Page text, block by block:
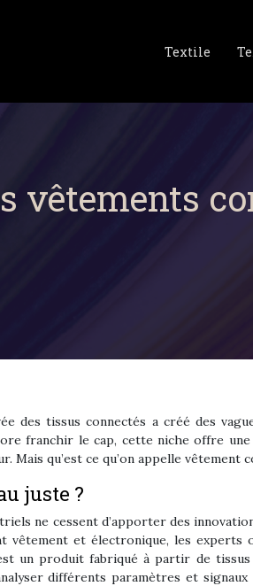
Textile
vêtements
des tissus connectés a créé des
franchir le cap, cette niche offre
qu’est ce qu’on appelle vêtement
juste ?
ne cessent d’apporter des
vêtement et électronique, les
un produit fabriqué à partir de
différents paramètres et